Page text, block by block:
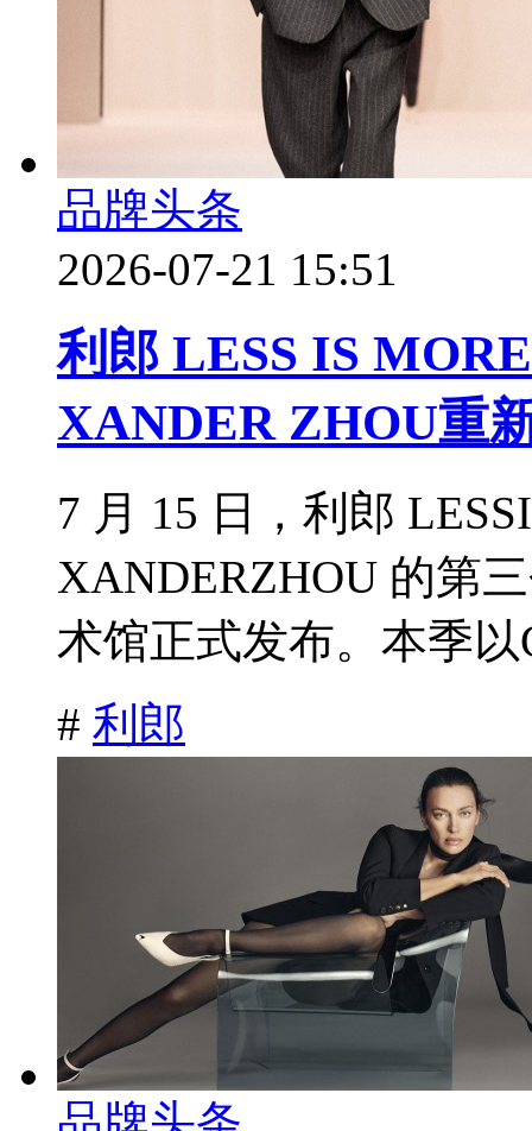
品牌头条
2026-07-21 15:51
利郎 LESS IS
XANDER ZHOU重
7 月 15 日，利郎
XANDERZHOU 的第
术馆正式发布。本季以
# 利郎